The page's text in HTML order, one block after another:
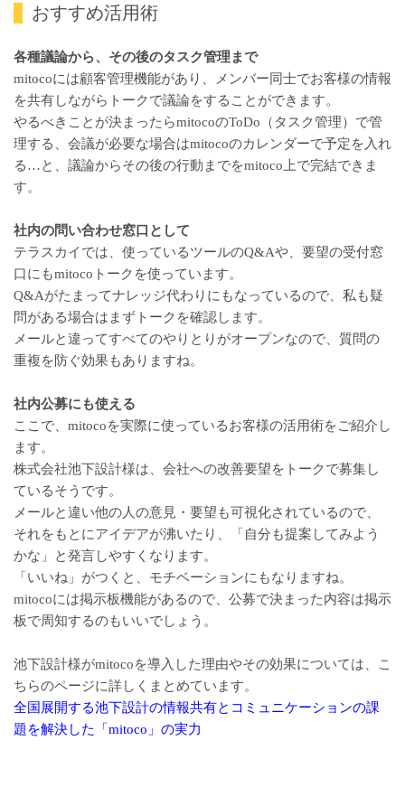
おすすめ活用術
各種議論から、その後のタスク管理まで
mitocoには顧客管理機能があり、メンバー同士でお客様の情報
を共有しながらトークで議論をすることができます。
やるべきことが決まったらmitocoのToDo（タスク管理）で管
理する、会議が必要な場合はmitocoのカレンダーで予定を入れ
る…と、議論からその後の行動までをmitoco上で完結できま
す。
社内の問い合わせ窓口として
テラスカイでは、使っているツールのQ&Aや、要望の受付窓
口にもmitocoトークを使っています。
Q&Aがたまってナレッジ代わりにもなっているので、私も疑
問がある場合はまずトークを確認します。
メールと違ってすべてのやりとりがオープンなので、質問の
重複を防ぐ効果もありますね。
社内公募にも使える
ここで、mitocoを実際に使っているお客様の活用術をご紹介し
ます。
株式会社池下設計様は、会社への改善要望をトークで募集し
ているそうです。
メールと違い他の人の意見・要望も可視化されているので、
それをもとにアイデアが沸いたり、「自分も提案してみよう
かな」と発言しやすくなります。
「いいね」がつくと、モチベーションにもなりますね。
mitocoには掲示板機能があるので、公募で決まった内容は掲示
板で周知するのもいいでしょう。
池下設計様がmitocoを導入した理由やその効果については、こ
ちらのページに詳しくまとめています。
全国展開する池下設計の情報共有とコミュニケーションの課
題を解決した「mitoco」の実力